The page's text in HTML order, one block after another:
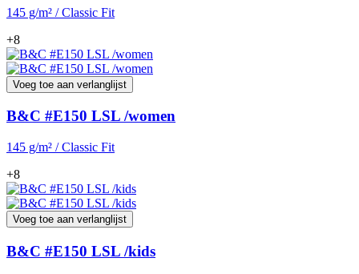
145 g/m² / Classic Fit
+8
Voeg toe aan verlanglijst
B&C #E150 LSL /women
145 g/m² / Classic Fit
+8
Voeg toe aan verlanglijst
B&C #E150 LSL /kids